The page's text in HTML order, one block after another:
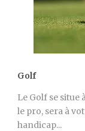
Golf
Le Golf se situe
le pro, sera à
handicap...